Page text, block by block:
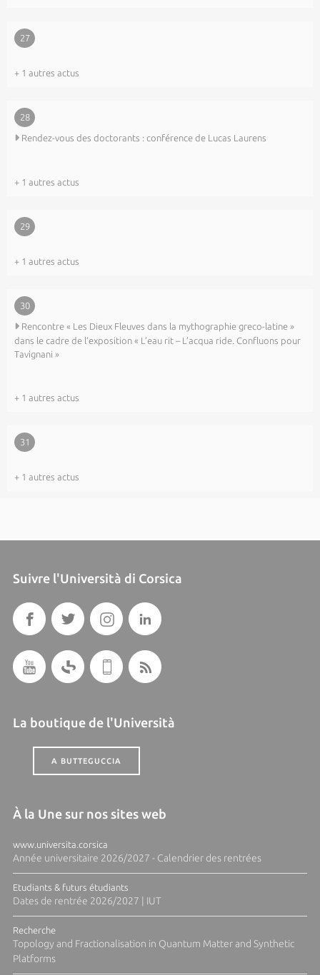
27
+ 1 autres actus
28
Rendez-vous des doctorants : conférence de Lucas Laurens
+ 1 autres actus
29
+ 1 autres actus
30
Rencontre « Les Dieux Fleuves dans la mythographie greco-latine »
dans le cadre de l’exposition « L’eau rit – L’acqua ride. Confluons pour
Tavignani »
+ 1 autres actus
31
+ 1 autres actus
Suivre l'Università di Corsica
La boutique de l'Università
A BUTTEGUCCIA
À la Une sur nos sites web
www.universita.corsica
Année universitaire 2026/2027 - Calendrier des rentrées
Etudiants & futurs étudiants
Dates de rentrée 2026/2027 | IUT
Recherche
Topology and Fractionalisation in Quantum Matter and Synthetic
Platforms